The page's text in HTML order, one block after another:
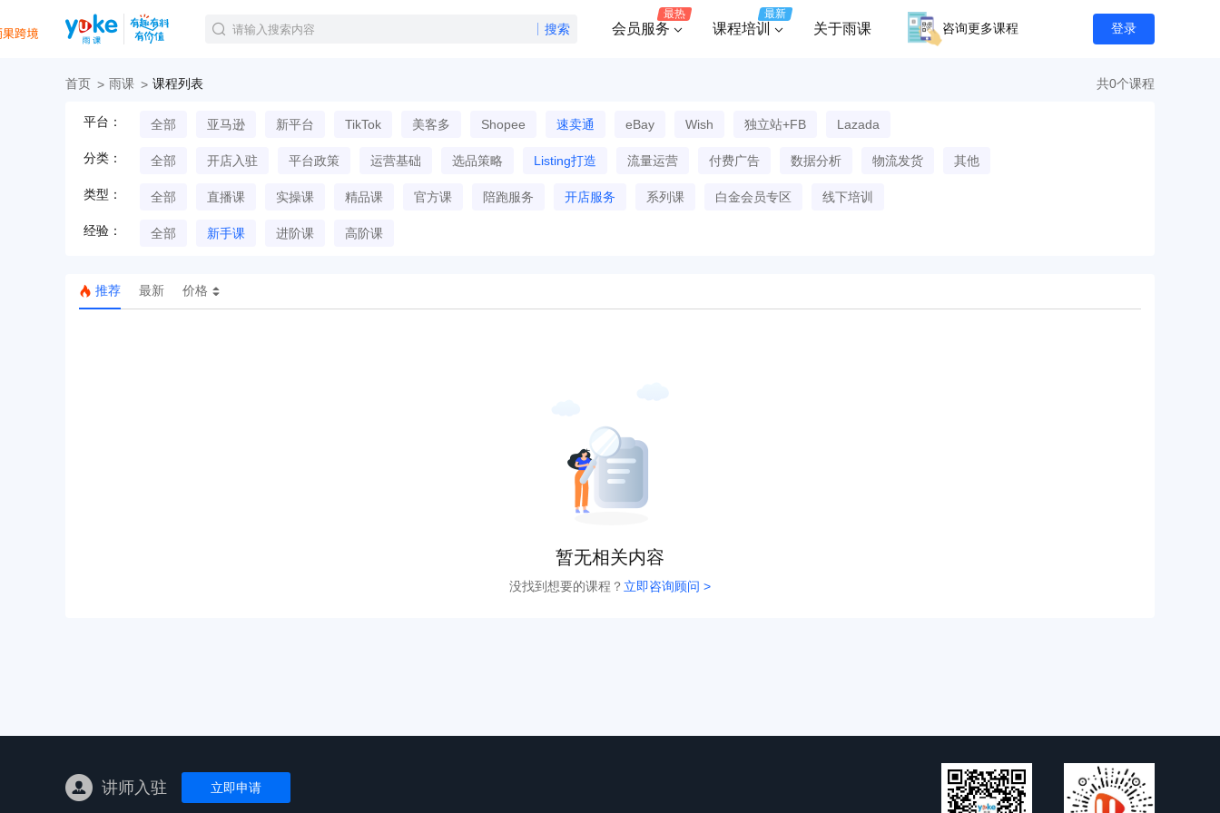
搜索 会员服务
最热
课程培训
最新
关于雨课 咨询更多课程 登录
首页 雨课 课程列表 共0个课程
平台： 全部 亚马逊 新平台 TikTok 美客多 Shopee 速卖通 eBay Wish 独立站+FB Lazada
分类： 全部 开店入驻 平台政策 运营基础 选品策略 Listing打造 流量运营 付费广告 数据分析 物流发货 其他
类型： 全部 直播课 实操课 精品课 官方课 陪跑服务 开店服务 系列课 白金会员专区 线下培训
经验： 全部 新手课 进阶课 高阶课
推荐 最新 价格
暂无相关内容
没找到想要的课程？ 立即咨询顾问 >
讲师入驻 立即申请